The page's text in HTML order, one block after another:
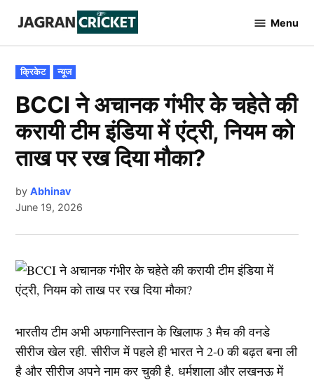
content
Cricket
Menu
POSTED
IN
क्रिकेट न्यूज
BCCI ने अचानक गंभीर के चहेते की
करायी टीम इंडिया में एंट्री, नियम को
ताख पर रख दिया मौका?
by Abhinav
June 19, 2026
भारतीय टीम अभी अफगानिस्तान के खिलाफ 3 मैच की वनडे
सीरीज खेल रही. सीरीज में पहले ही भारत ने 2-0 की बढ़त बना ली
है और सीरीज अपने नाम कर चुकी है. धर्मशाला और लखनऊ में